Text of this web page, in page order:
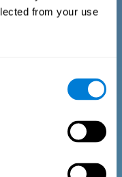
from your use
que pueden ser
El cuestionario
están adaptadas para
o ancianas.